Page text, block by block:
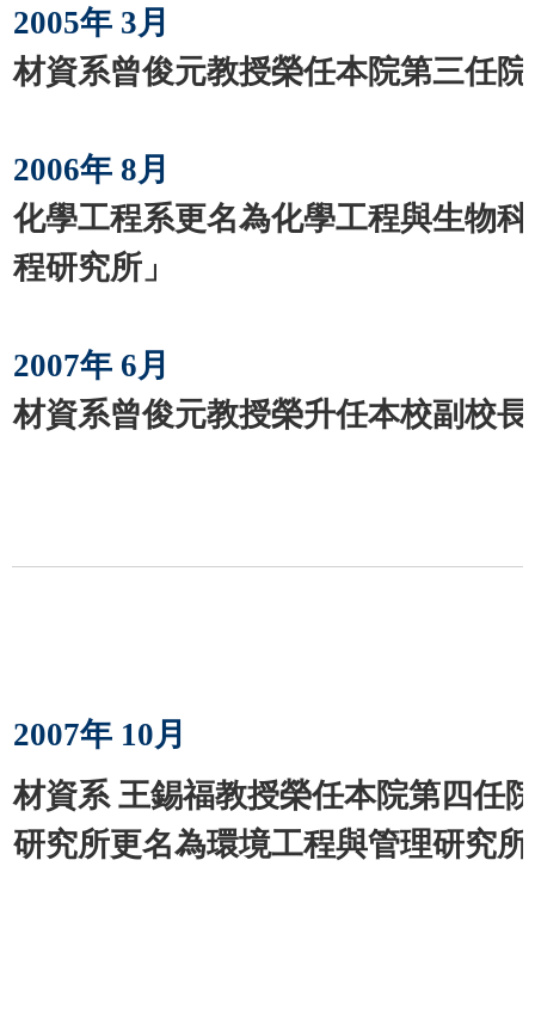
2005年 3月
材資系曾俊元教授榮任本院第三任
2006年 8月
化學工程系更名為化學工程與生物
程研究所」
2007年 6月
材資系曾俊元教授榮升任本校副校
2007年 10月
材資系 王錫福教授榮任本院第四任
研究所更名為環境工程與管理研究所